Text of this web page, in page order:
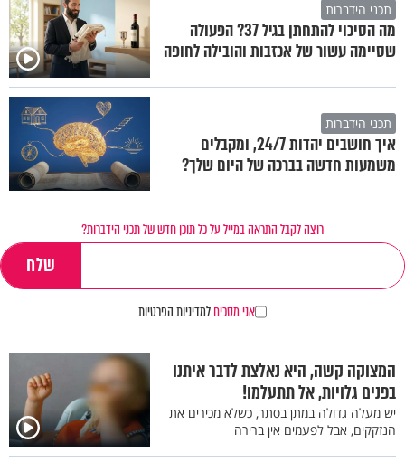
תכני הידברות
מה הסיכוי להתחתן בגיל 37? הפעולה
שסיימה עשור של אכזבות והובילה לחופה
תכני הידברות
איך חושבים יהדות 24/7, ומקבלים
משמעות חדשה בברכה של היום שלך?
רוצה לקבל התראה במייל על כל תוכן חדש של תכני הידברות?
אני מסכיםלמדיניות הפרטיות
המצוקה קשה, היא נאלצת לדבר איתנו
בפנים גלויות, אל תתעלמו!
יש מעלה גדולה במתן בסתר, כשלא מכירים את
הנזקקים, אבל לפעמים אין ברירה